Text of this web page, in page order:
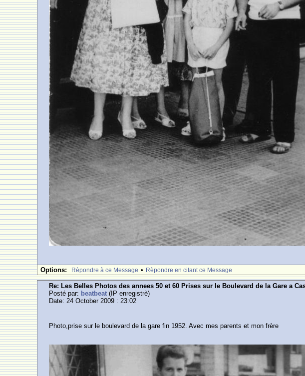
Options: Rèpondre à ce Message • Rèpondre en citant ce Message
Re: Les Belles Photos des annees 50 et 60 Prises sur le Boulevard de la Gare a
Posté par: beatbeat (IP enregistrè)
Date: 24 October 2009 : 23:02
Photo,prise sur le boulevard de la gare fin 1952. Avec mes parents et mon frère